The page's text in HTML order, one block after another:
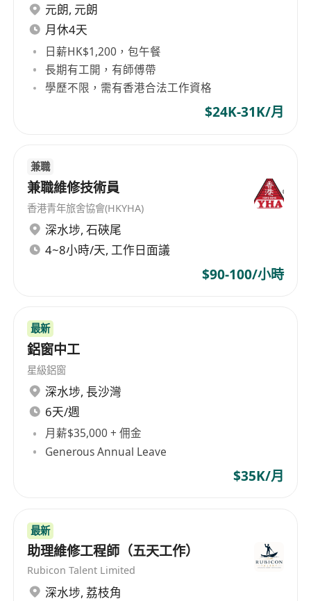
能接受階段性工作壓力，按時完成任務。
元朗, 元朗
月休4天
日薪HK$1,200，包午餐
長期有工開，有師傅帶
學歷不限，需有香港合法工作資格
$24K-31K/月
兼職
兼職維修技術員
香港青年旅舍協會(HKYHA)
深水埗, 石硤尾
4~8小時/天, 工作日面議
$90-100/小時
最新
鋁窗中工
星級鋁窗
深水埗, 長沙灣
6天/週
月薪$35,000 + 佣金
Generous Annual Leave
$35K/月
最新
助理維修工程師（五天工作）
Rubicon Talent Limited
深水埗, 荔枝角